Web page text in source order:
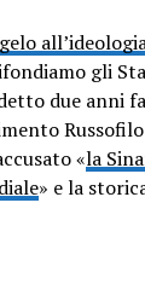
gli
due anni
«la
» e la